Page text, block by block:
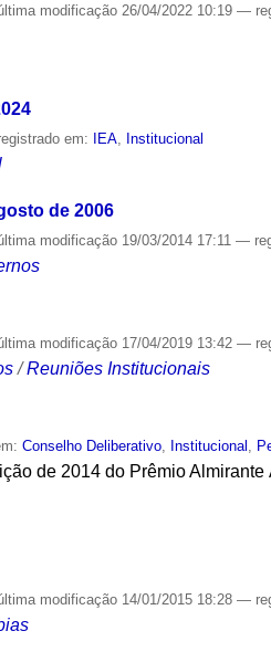
modificação 26/04/2022 10:19—
em: IEA Institucional
de 2006
modificação 19/03/2014 17:11—
modificação 17/04/2019 13:42—
/Reuniões Institucionais
Conselho Deliberativo Institucional
de 2014 do Prêmio
modificação 14/01/2015 18:28—